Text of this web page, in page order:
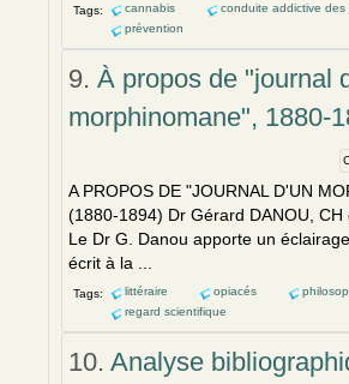
Tags: cannabis
conduite addictive des
prévention
9. À propos de "journal
morphinomane", 1880-
A PROPOS DE "JOURNAL D'UN
(1880-1894) Dr Gérard DANOU, CH
Le Dr G. Danou apporte un
écrit à la ...
Tags: littéraire opiacés
regard scientifique
10. Analyse